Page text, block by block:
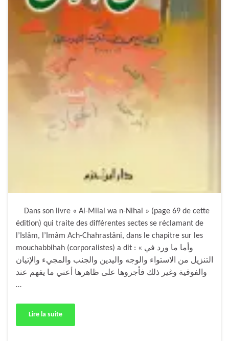
Dans son livre « Al-Milal wa n-Nihal » (page 69 de cette
édition) qui traite des différentes sectes se réclamant de
l’Islâm, l’Imâm Ach-Chahrastâni, dans le chapitre sur les
mouchabbihah (corporalistes) a dit : « وأما ما ورد في
التنزيل من الاستواء والوجه واليدين والجنب والمجيء والإتيان
والفوقية وغير ذلك فأجروها على ظاهرها أعني ما يفهم عند
…
Lire la suite